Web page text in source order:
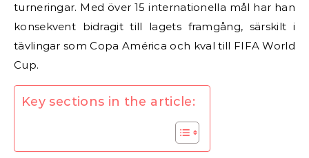
turneringar. Med över 15 internationella mål har han
konsekvent bidragit till lagets framgång, särskilt i
tävlingar som Copa América och kval till FIFA World
Cup.
Key sections in the article: